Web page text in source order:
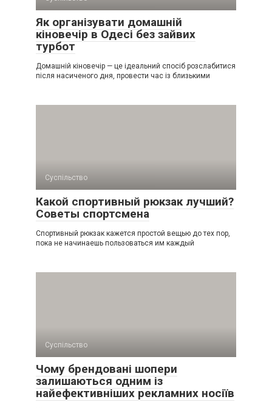
Як організувати домашній
кіновечір в Одесі без зайвих
турбот
Домашній кіновечір — це ідеальний спосіб розслабитися
після насиченого дня, провести час із близькими
Суспільство
Какой спортивный рюкзак лучший?
Советы спортсмена
Спортивный рюкзак кажется простой вещью до тех пор,
пока не начинаешь пользоваться им каждый
Суспільство
Чому брендовані шопери
залишаються одним із
найефективніших рекламних носіїв